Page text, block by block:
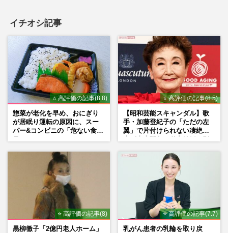
イチオシ記事
⭐ 高評価の記事(8.8)
惣菜が老化を早め、おにぎり
が居眠り運転の原因に、スー
パー&コンビニの「危ない食
⭐ 高評価の記事(8.5)
【昭和芸能スキャンダル】歌
手・加藤登紀子の「ただの左
翼」で片付けられない凄絶半
⭐ 高評価の記事(8)
黒柳徹子「2億円老人ホーム」
⭐ 高評価の記事(7.7)
乳がん患者の乳輪を取り戻